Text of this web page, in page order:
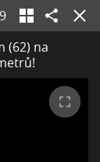
9
(62) na